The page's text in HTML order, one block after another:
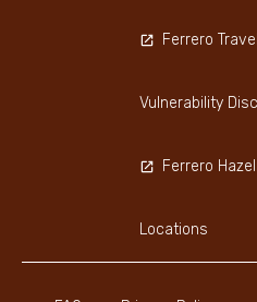
Ferrero
Vulnerability
Ferrero
Locations